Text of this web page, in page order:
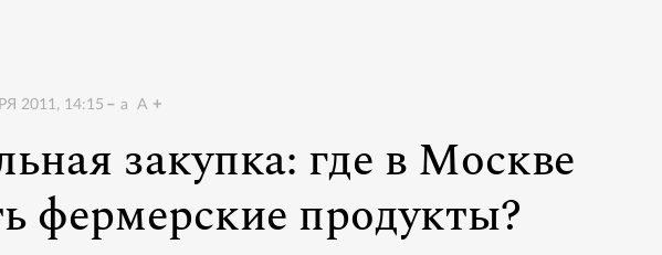
2011, 14:15 a A
закупка: где в Москве
фермерские продукты?